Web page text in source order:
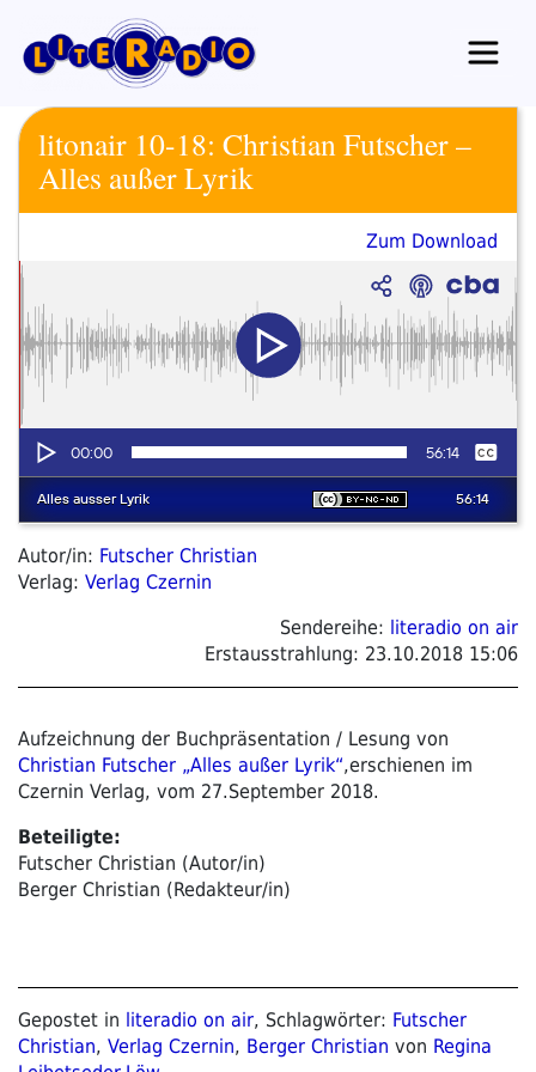
Inhalt
springen
litonair 10-18: Christian Futscher –
Alles außer Lyrik
Zum Download
Autor/in: Futscher Christian
Verlag: Verlag Czernin
Sendereihe: literadio on air
Erstausstrahlung: 23.10.2018 15:06
Aufzeichnung der Buchpräsentation / Lesung von
Christian Futscher „Alles außer Lyrik“,erschienen im
Czernin Verlag, vom 27.September 2018.
Beteiligte:
Futscher Christian (Autor/in)
Berger Christian (Redakteur/in)
Gepostet in literadio on air, Schlagwörter: Futscher
Christian, Verlag Czernin, Berger Christian von Regina